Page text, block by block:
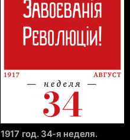
1917 год. 34-я неделя.